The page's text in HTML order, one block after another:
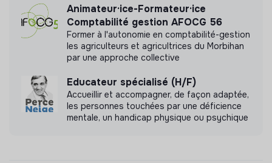
Animateur·ice-Formateur·ice
Comptabilité gestion AFOCG 56
Former à l'autonomie en comptabilité-gestion
les agriculteurs et agricultrices du Morbihan
par une approche collective
Educateur spécialisé (H/F)
Accueillir et accompagner, de façon adaptée,
les personnes touchées par une déficience
mentale, un handicap physique ou psychique